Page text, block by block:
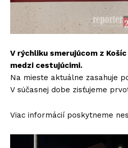
V rýchliku smerujúcom z
medzi cestujúcimi.
Na mieste aktuálne zasahuje
V súčasnej dobe zisťujeme
Viac informácií poskytneme